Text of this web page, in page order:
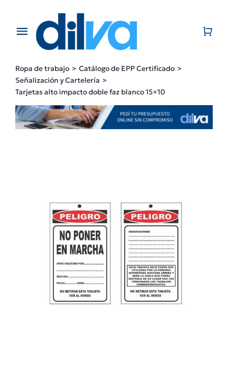
contentToggle
EMPRESA
PRODUCTOS
Ropa de trabajo
Catálogo de EPP Certificado
Señalización y Cartelería
Tarjetas alto impacto doble faz blanco 15×10